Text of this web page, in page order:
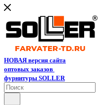
НОВАЯ версия сайта
оптовых заказов
фурнитуры SOLLER